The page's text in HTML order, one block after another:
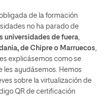
de la formación
no ha parado de
universidades de fuera
de Chipre o Marruecos
explicásemos como se
les ayudásemos. Hemos
sobre la virtualización de
QR de certificación